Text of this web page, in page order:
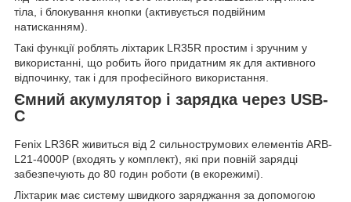
тіла, і блокування кнопки (активується подвійним
натисканням).
Такі функції роблять ліхтарик LR35R простим і зручним у
використанні, що робить його придатним як для активного
відпочинку, так і для професійного використання.
Ємний акумулятор і зарядка через USB-
C
Fenix LR36R живиться від 2 сильнострумових елементів ARB-
L21-4000P (входять у комплект), які при повній зарядці
забезпечують до 80 годин роботи (в екорежимі).
Ліхтарик має систему швидкого заряджання за допомогою